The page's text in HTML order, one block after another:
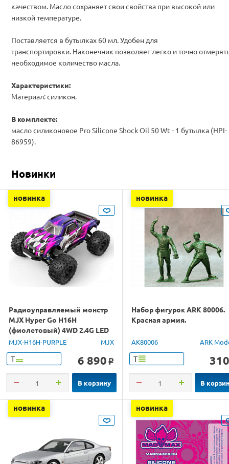
качеством. Масло сохраняет свои свойства при высокой или
низкой температуре.
Поставляется в бутылках 60 мл. Удобен для
транспортировки. Наконечник позволяет легко и точно
необходимое количество масла.
Характеристики:
Материал: силикон.
В комплекте:
масло силиконовое Pro Silicone Shock Oil 50 Wt - 1 бутылка (HPI-
86959).
Новинки
новинка
Радиоуправляемый монстр
MJX Hyper Go H16H
(фиолетовый) 4WD 2.4G LED
GPS 1/16 RTR
MJX-H16H-PURPLE MJX
Т 6 890 o
В корзину
новинка
Набор фигурок ARK 80006.
Красная армия.
AK80006 ARK
Т 310
В
новинка новинка